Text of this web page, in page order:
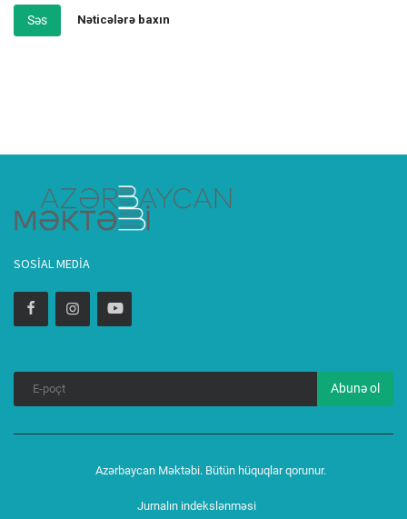
Səs Nəticələrə baxın
SOSIAL MEDIA
Abunə ol
Azərbaycan Məktəbi. Bütün hüquqlar qorunur.
Jurnalın indekslənməsi